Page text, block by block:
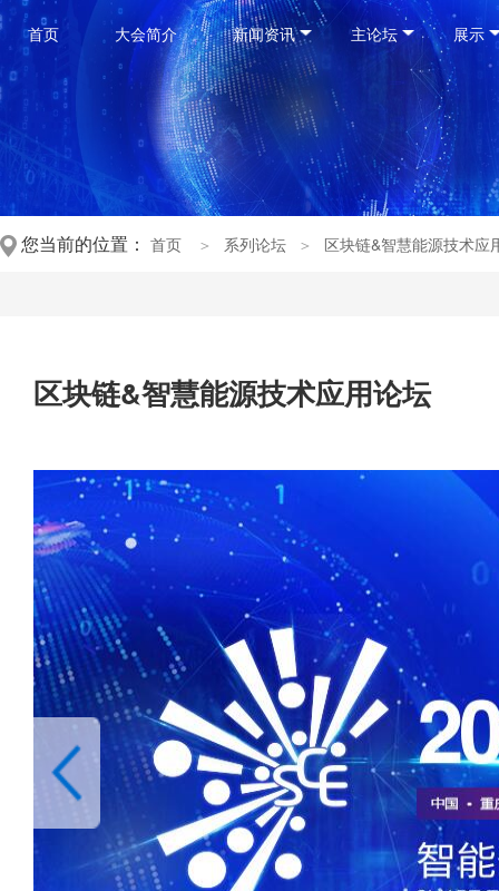
首页 大会简介 新闻资讯 主论坛 展示
您当前的位置： 首页 ＞ 系列论坛 ＞ 区块链&智慧能源技术应
区块链&智慧能源技术应用论坛